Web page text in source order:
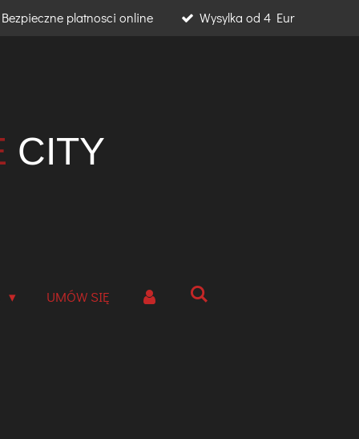
Bezpieczne platnosci online Wysylka od 4 Eur
CITY
UMÓW SIĘ